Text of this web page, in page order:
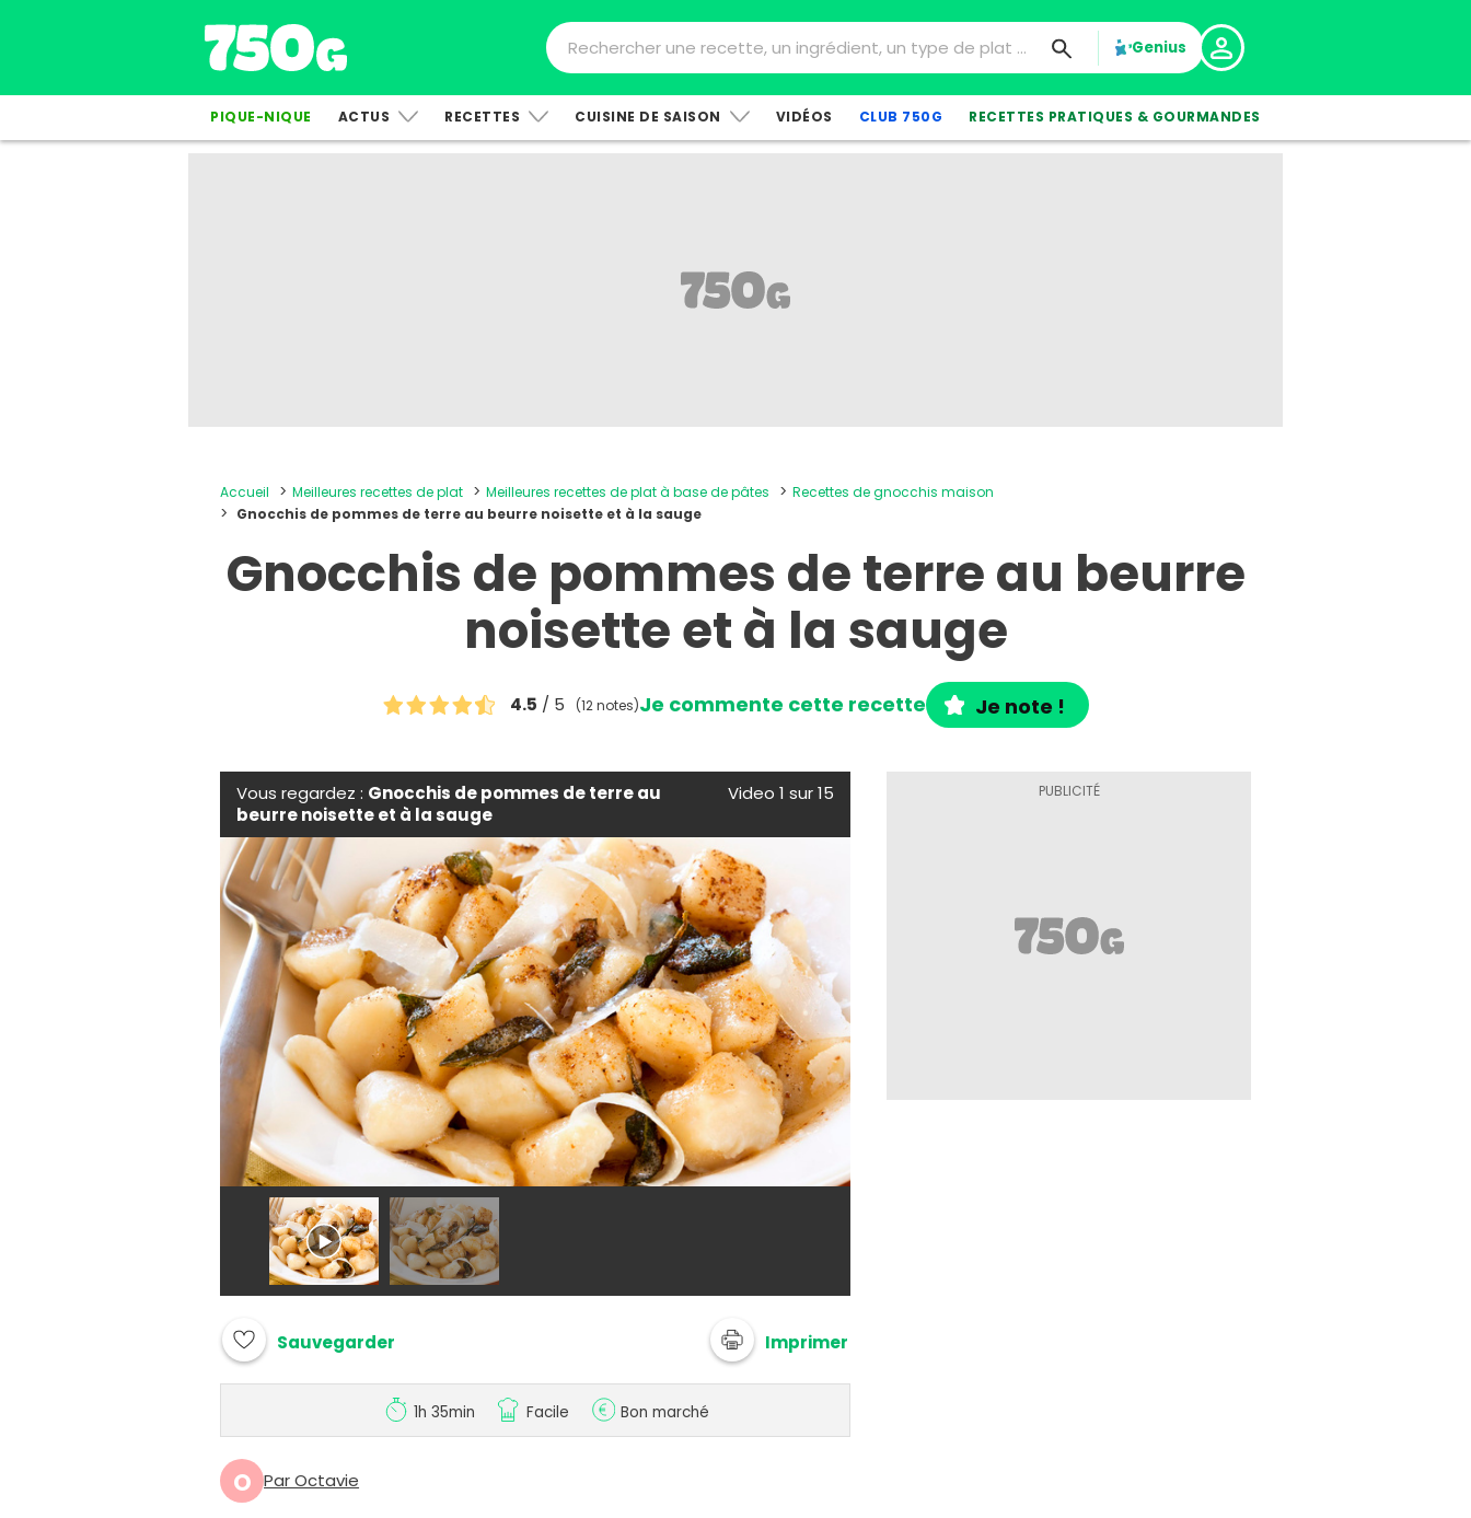
Genius
PIQUE-NIQUE ACTUS RECETTES CUISINE DE SAISON VIDÉOS CLUB 750G RECETTES PRATIQUES & GOURMANDES
Accueil Meilleures recettes de plat Meilleures recettes de plat à base de pâtes
Recettes de gnocchis maison
Gnocchis de pommes de terre au beurre noisette et à la sauge
Gnocchis de pommes de terre au beurre
noisette et à la sauge
4.5 / 5 (12 notes)Je commente cette recette Je note !
Vous regardez : Gnocchis de pommes de terre au
beurre noisette et à la sauge
Video 1 sur 15
Sauvegarder Imprimer
1h 35min Facile Bon marché
O Par Octavie